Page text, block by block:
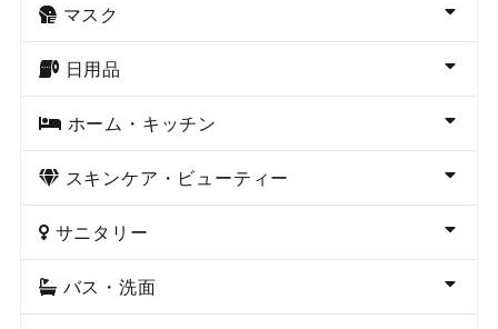
マスク
日用品
ホーム・キッチン
スキンケア・ビューティー
サニタリー
バス・洗面